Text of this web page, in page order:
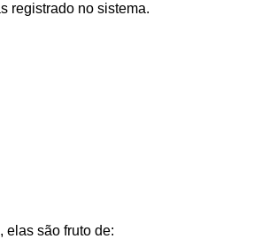
registrado no sistema.
elas são fruto de: